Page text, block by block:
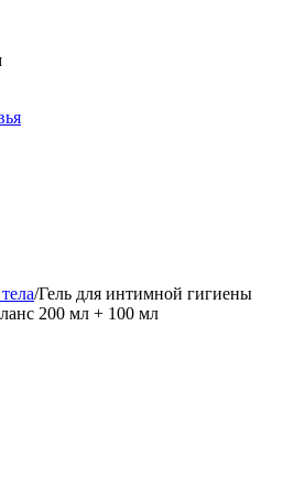
/Гель для интимной гигиены
200 мл + 100 мл